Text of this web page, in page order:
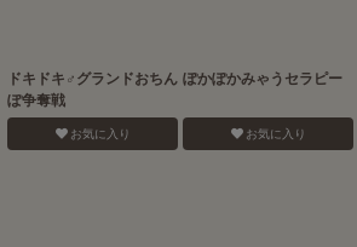
ドキドキ♂グランドおちん
ぽ争奪戦
お気に入り
ぽかぽかみゃうセラピー
お気に入り